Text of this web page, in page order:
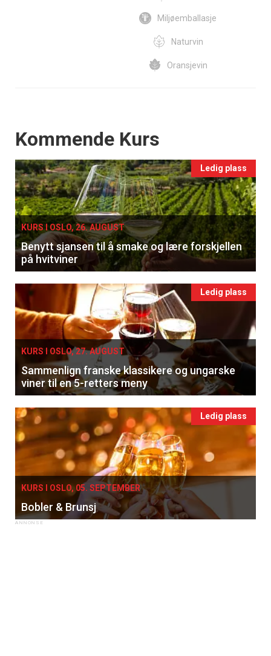
Miljøemballasje
Naturvin
Oransjevin
Events
Kommende Kurs
Ledig plass
KURS I OSLO, 26. AUGUST
Benytt sjansen til å smake og lære forskjellen
på hvitviner
Ledig plass
KURS I OSLO, 27. AUGUST
Sammenlign franske klassikere og ungarske
viner til en 5-retters meny
Ledig plass
KURS I OSLO, 05. SEPTEMBER
Bobler & Brunsj